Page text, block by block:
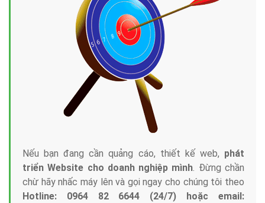
Nếu bạn đang cần quảng cáo, thiết kế web, phát
triển Website cho doanh nghiệp mình. Đừng chần
chừ hãy nhấc máy lên và gọi ngay cho chúng tôi theo
Hotline: 0964 82 6644 (24/7) hoặc email: